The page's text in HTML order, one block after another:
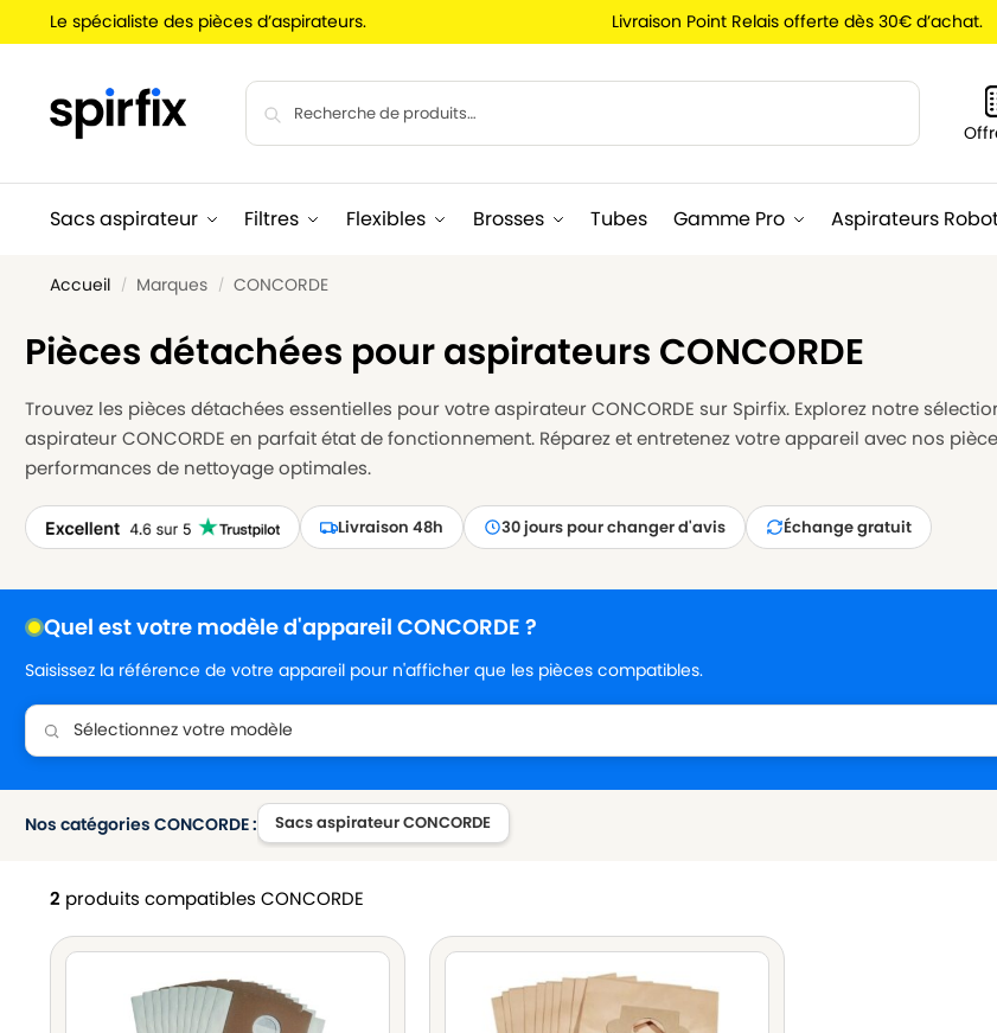
Le spécialiste des pièces d’aspirateurs. Livraison Point Relais offerte dès 30€ d’achat.
Sacs aspirateur Filtres Flexibles Brosses Tubes Gamme Pro Aspirateurs
Accueil / Marques / CONCORDE
Pièces détachées pour aspirateurs CONCORDE
Trouvez les pièces détachées essentielles pour votre aspirateur CONCORDE sur Spirfix. Explorez notre
aspirateur CONCORDE en parfait état de fonctionnement. Réparez et entretenez votre appareil avec nos
performances de nettoyage optimales.
Livraison 48h 30 jours pour changer d'avis Échange gratuit
Quel est votre modèle d'appareil CONCORDE ?
Saisissez la référence de votre appareil pour n'afficher que les pièces compatibles.
Nos catégories CONCORDE : Sacs aspirateur CONCORDE
2 produits compatibles CONCORDE